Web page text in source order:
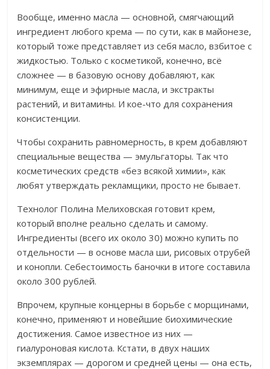
Вообще, именно масла — основной, смягчающий
ингредиент любого крема — по сути, как в майонезе,
который тоже представляет из себя масло, взбитое с
жидкостью. Только с косметикой, конечно, всё
сложнее — в базовую основу добавляют, как
минимум, еще и эфирные масла, и экстракты
растений, и витамины. И кое-что для сохранения
консистенции.
Чтобы сохранить равномерность, в крем добавляют
специальные вещества — эмульгаторы. Так что
косметических средств «без всякой химии», как
любят утверждать рекламщики, просто не бывает.
Технолог Полина Мелиховская готовит крем,
который вполне реально сделать и самому.
Ингредиенты (всего их около 30) можно купить по
отдельности — в основе масла ши, рисовых отрубей
и конопли. Себестоимость баночки в итоге составила
около 300 рублей.
Впрочем, крупные концерны в борьбе с морщинами,
конечно, применяют и новейшие биохимические
достижения. Самое известное из них —
гиалуроновая кислота. Кстати, в двух наших
экземплярах — дорогом и средней цены — она есть,